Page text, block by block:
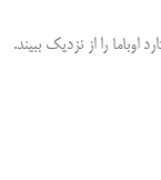
را از نزدیک ببیند.